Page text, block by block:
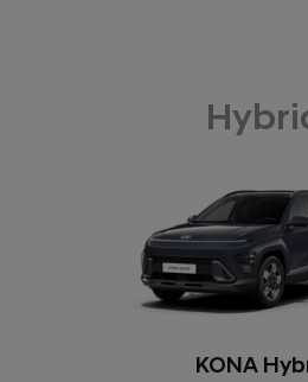
KONA